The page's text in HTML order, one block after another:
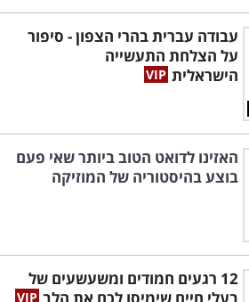
עבודה עברית בהרי הצפון - סיפור
על הצלחת התעשייה
הישראלית
האזינו לדואט הטוב ביותר שאי פעם
בוצע בהיסטוריה של המוזיקה
12 רגעים חמודים ומשעשעים של
בעלי חיים שימיסו לכם את הלב